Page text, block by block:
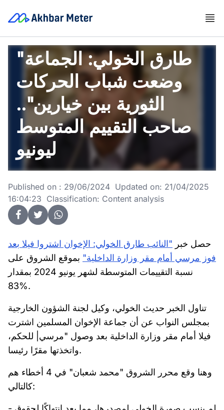
"طارق الخولي: الجماعة
وضعت شباب الحركات
الثورية بين خيارين"..
صاحب التقييم المتوسط
ليونيو
Published on : 29/06/2024 Updated on: 21/04/2025
16:04:23 Classification: Content analysis
حصل خبر "النائب طارق الخولي: الإخوان اشتروا فيلا بعد
فوز مرسي أمام مقر وزارة الداخلية" بموقع الشروق على
نسبة التقييمات المتوسطة لشهر يونيو 2024 بمقدار
83%.
تناول الخبر حديث الخولي، وكيل لجنة الشؤون الخارجية
بمجلس النواب عن أن جماعة الإخوان المسلمين اشترت
فيلا أمام مقر وزارة الداخلية بعد وصول "مرسي| للحكم،
واتخذتها مقرًا رئيسا.
وهنا وقع محرر الشروق "محمد شعبان" في 4 أخطاء هم
كالتالي: